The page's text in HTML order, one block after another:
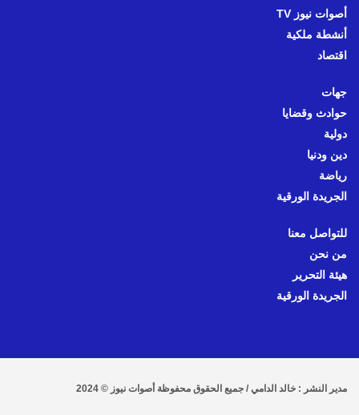
أصوات نيوز TV
أنشطة ملكية
اقتصاد
جهات
حوادث وقضايا
دولية
دين ودنيا
رياضة
الجريدة الورقية
للتواصل معنا
من نحن
هيئة التحرير
الجريدة الورقية
مدير النشر : خالد الدامي / جميع الحقوق محفوظة أصوات نيوز © 2024